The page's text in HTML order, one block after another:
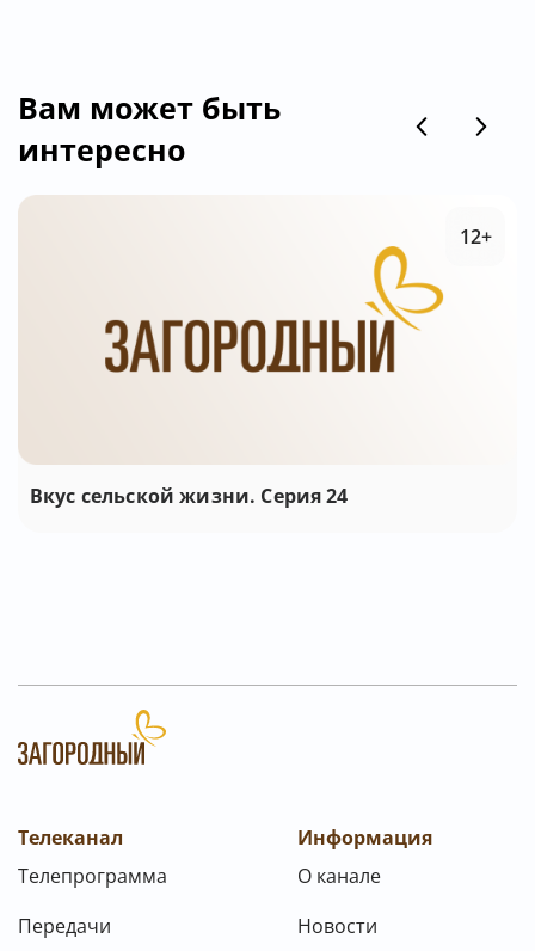
Вам может быть
интересно
Вкус сельской жизни. Серия 24
12+
Телеканал
Телепрограмма
Передачи
Информация
О канале
Новости